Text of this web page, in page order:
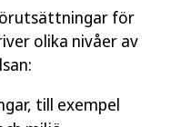
för
olika nivåer av
till exempel